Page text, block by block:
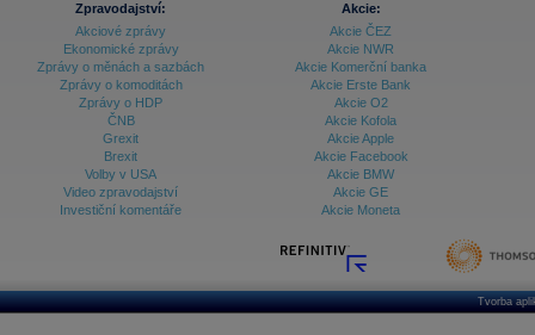
Archiv - Vývoj české koruny
Archiv analýz - Makroukazatele
Ceny průmyslových výrobců - Data a prognózy
Ceny průmyslových výrobců - Graf (ČR)
Ceny průmyslových výrobců - Kalendář (ČR)
Ceny průmyslových výrobců - Zpravodajství
Databanka - Ceny
Zpravodajství:
Akciové zprávy
Ekonomické zprávy
Zprávy o měnách a sazbách
Zprávy o komoditách
Zprávy o HDP
ČNB
Grexit
Brexit
Volby v USA
Video zpravodajství
Investiční komentáře
Akcie:
Akcie ČEZ
Akcie NWR
Akcie Komerční banka
Akcie Erste Bank
Akcie O2
Akcie Kofola
Akcie Apple
Akcie Facebook
Akcie BMW
Akcie GE
Akcie Moneta
Tvorba